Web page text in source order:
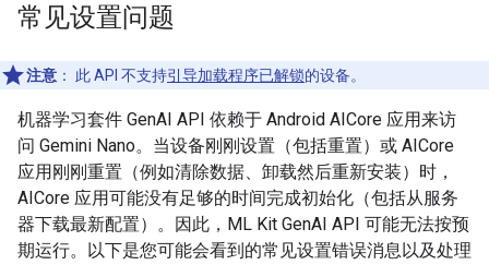
常见设置问题
注意 ： 此 API 不支持引导加载程序已解锁的设备。
机器学习套件 GenAI API 依赖于 Android AICore 应用来访
问 Gemini Nano。当设备刚刚设置（包括重置）或 AICore
应用刚刚重置（例如清除数据、卸载然后重新安装）时，
AICore 应用可能没有足够的时间完成初始化（包括从服务
器下载最新配置）。因此，ML Kit GenAI API 可能无法按预
期运行。以下是您可能会看到的常见设置错误消息以及处理